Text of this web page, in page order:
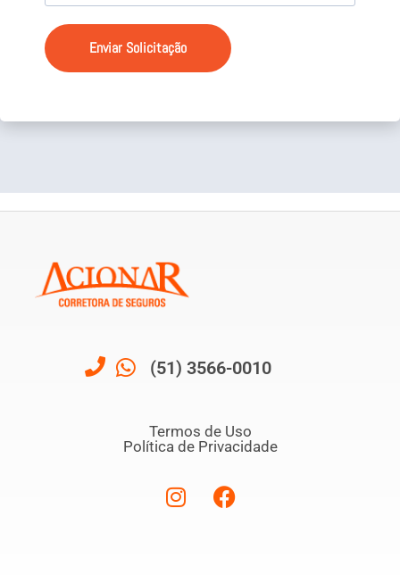
Enviar Solicitação
(51) 3566-0010
Termos de Uso
Política de Privacidade